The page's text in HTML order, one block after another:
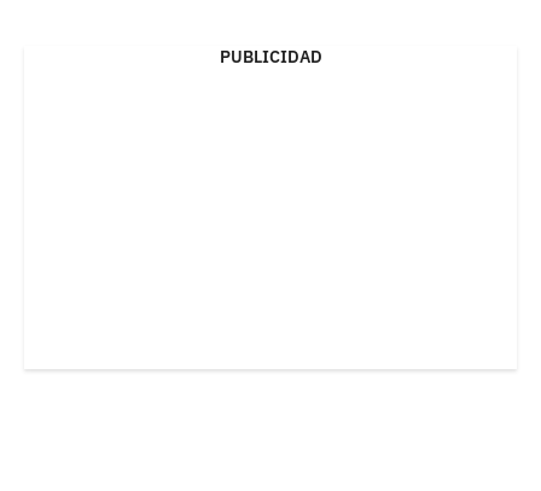
PUBLICIDAD